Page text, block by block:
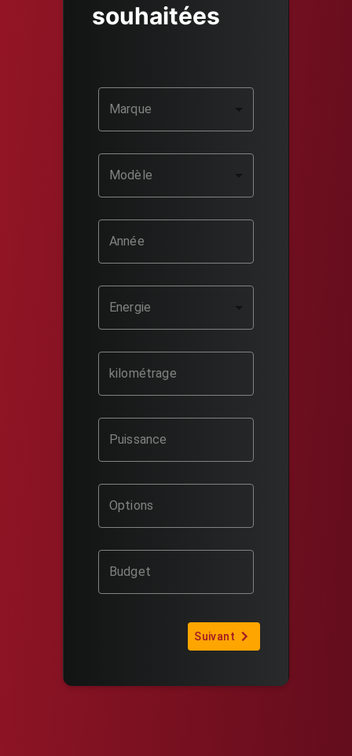
souhaitées
Marque
Modèle
Année
Energie
kilométrage
Puissance
Options
Budget
Suivant